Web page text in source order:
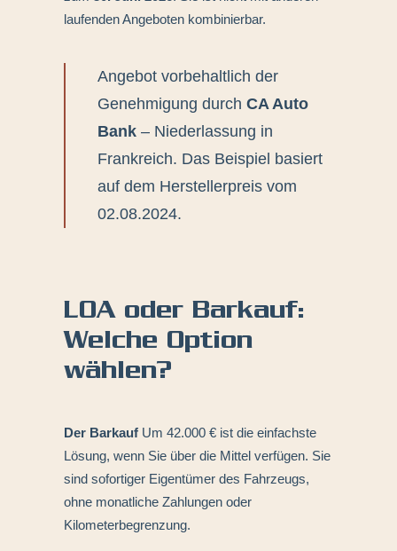
laufenden Angeboten kombinierbar.
Angebot vorbehaltlich der
Genehmigung durch CA Auto
Bank – Niederlassung in
Frankreich. Das Beispiel basiert
auf dem Herstellerpreis vom
02.08.2024.
LOA oder Barkauf:
Welche Option
wählen?
Der Barkauf Um 42.000 € ist die einfachste
Lösung, wenn Sie über die Mittel verfügen. Sie
sind sofortiger Eigentümer des Fahrzeugs,
ohne monatliche Zahlungen oder
Kilometerbegrenzung.